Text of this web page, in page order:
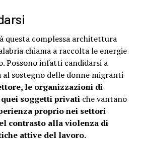
questa complessa architettura
chiama a raccolta le energie
Possono infatti candidarsi a
al sostegno delle donne migranti
le organizzazioni di
soggetti privatiche vantano
proprio nei settori
contrasto alla violenza di
attive del lavoro.